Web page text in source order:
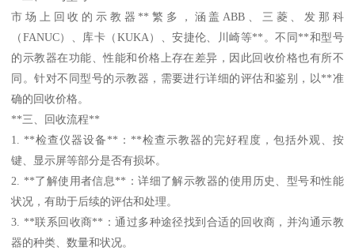
市场上回收的示教器**繁多，涵盖ABB、三菱、发那科
（FANUC）、库卡（KUKA）、安捷伦、川崎等**。不同**和型号
的示教器在功能、性能和价格上存在差异，因此回收价格也有所不
同。针对不同型号的示教器，需要进行详细的评估和鉴别，以**准
确的回收价格。
**三、回收流程**
1. **检查仪器设备**：**检查示教器的完好程度，包括外观、按
键、显示屏等部分是否有损坏。
2. **了解使用者信息**：详细了解示教器的使用历史、型号和性能
状况，有助于后续的评估和处理。
3. **联系回收商**：通过多种途径找到合适的回收商，并沟通示教
器的种类、数量和状况。